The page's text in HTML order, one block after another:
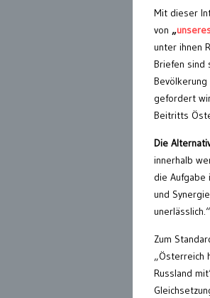
Mit dieser
von „
unter ihnen
Briefen sind
gefordert
Beitritts
Die
innerhalb
die
und
unerlässlich.“
Zum
„Österreich
Russland